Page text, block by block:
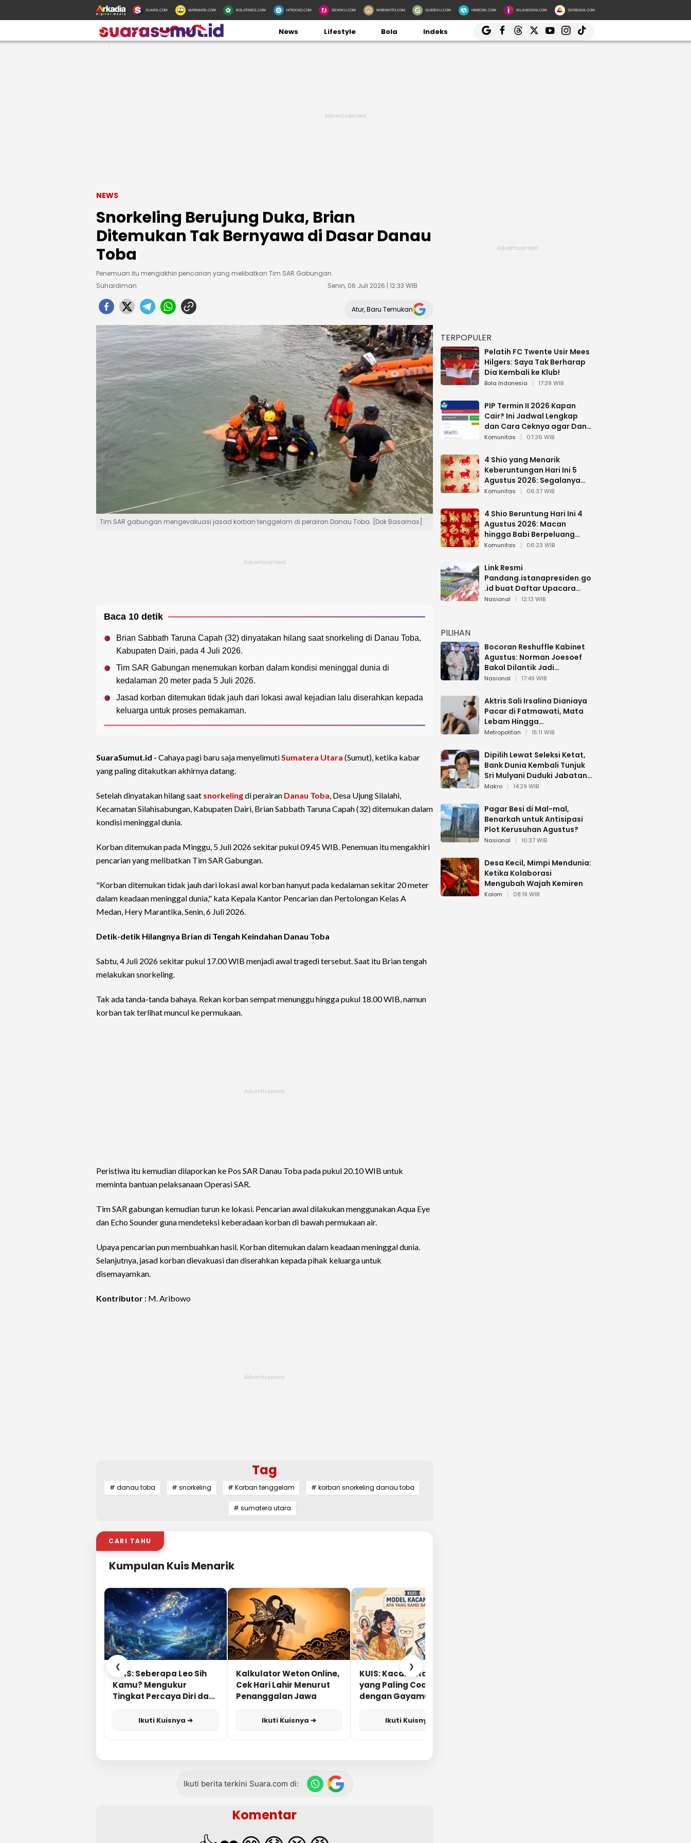
SUARA.COM MATAMATA.COM BOLATIMES.COM HITEKNO.COM DEWIKU.COM MOBIMOTO.COM GUIDEKU.COM HIMEDIK.COM IKLANDISINI.COM SERBADA.COM
News Lifestyle Bola Indeks
NEWS
Snorkeling Berujung Duka, Brian
Ditemukan Tak Bernyawa di Dasar Danau
Toba
Penemuan itu mengakhiri pencarian yang melibatkan Tim SAR Gabungan.
Suhardiman
Senin, 06 Juli 2026 | 12:33 WIB
Atur, Baru Temukan
Tim SAR gabungan mengevakuasi jasad korban tenggelam di perairan Danau Toba. [Dok Basarnas]
Baca 10 detik
Brian Sabbath Taruna Capah (32) dinyatakan hilang saat snorkeling di Danau Toba,
Kabupaten Dairi, pada 4 Juli 2026.
Tim SAR Gabungan menemukan korban dalam kondisi meninggal dunia di
kedalaman 20 meter pada 5 Juli 2026.
Jasad korban ditemukan tidak jauh dari lokasi awal kejadian lalu diserahkan kepada
keluarga untuk proses pemakaman.
SuaraSumut.id - Cahaya pagi baru saja menyelimutiSumatera Utara (Sumut), ketika kabar
yang paling ditakutkan akhirnya datang.
Setelah dinyatakan hilang saat snorkelingdi perairan Danau Toba, Desa Ujung Silalahi,
Kecamatan Silahisabungan, Kabupaten Dairi, Brian Sabbath Taruna Capah (32) ditemukan dalam
kondisi meninggal dunia.
Korban ditemukan pada Minggu, 5 Juli 2026 sekitar pukul 09.45 WIB. Penemuan itu mengakhiri
pencarian yang melibatkan Tim SAR Gabungan.
"Korban ditemukan tidak jauh dari lokasi awal korban hanyut pada kedalaman sekitar 20 meter
dalam keadaan meninggal dunia," kata Kepala Kantor Pencarian dan Pertolongan Kelas A
Medan, Hery Marantika, Senin, 6 Juli 2026.
Detik-detik Hilangnya Brian di Tengah Keindahan Danau Toba
Sabtu, 4 Juli 2026 sekitar pukul 17.00 WIB menjadi awal tragedi tersebut. Saat itu Brian tengah
melakukan snorkeling.
Tak ada tanda-tanda bahaya. Rekan korban sempat menunggu hingga pukul 18.00 WIB, namun
korban tak terlihat muncul ke permukaan.
Peristiwa itu kemudian dilaporkan ke Pos SAR Danau Toba pada pukul 20.10 WIB untuk
meminta bantuan pelaksanaan Operasi SAR.
Tim SAR gabungan kemudian turun ke lokasi. Pencarian awal dilakukan menggunakan Aqua Eye
dan Echo Sounder guna mendeteksi keberadaan korban di bawah permukaan air.
Upaya pencarian pun membuahkan hasil. Korban ditemukan dalam keadaan meninggal dunia.
Selanjutnya, jasad korban dievakuasi dan diserahkan kepada pihak keluarga untuk
disemayamkan.
Kontributor : M. Aribowo
Tag
# danau toba # snorkeling # Korban tenggelam # korban snorkeling danau toba
# sumatera utara
CARI TAHU
Kumpulan Kuis Menarik
❮
KUIS: Seberapa Leo Sih
Kamu? Mengukur
Tingkat Percaya Diri dan
Ikuti Kuisnya ➔
Kalkulator Weton Online,
Cek Hari Lahir Menurut
Penanggalan Jawa
Ikuti Kuisnya ➔
KUIS: Kacamata Apa
yang Paling Cocok
dengan Gayamu?
Ikuti Kuisnya ➔
❯
Ikuti berita terkini Suara.com di:
Komentar
TERPOPULER
Pelatih FC Twente Usir Mees
Hilgers: Saya Tak Berharap
Dia Kembali ke Klub!
Bola Indonesia 17:39 WIB
PIP Termin II 2026 Kapan
Cair? Ini Jadwal Lengkap
dan Cara Ceknya agar Dana
Tidak Hangus!
Komunitas 07:36 WIB
4 Shio yang Menarik
Keberuntungan Hari Ini 5
Agustus 2026: Segalanya
Berjalan Lancar
Komunitas 06:37 WIB
4 Shio Beruntung Hari Ini 4
Agustus 2026: Macan
hingga Babi Berpeluang
Dapat Kabar Baik
Komunitas 06:23 WIB
Link Resmi
Pandang.istanapresiden.go
.id buat Daftar Upacara
Bendera HUT RI di Istana
Nasional 12:13 WIB
PILIHAN
Bocoran Reshuffle Kabinet
Agustus: Norman Joesoef
Bakal Dilantik Jadi
Wamenhan RI
Nasional 17:49 WIB
Aktris Sali Irsalina Dianiaya
Pacar di Fatmawati, Mata
Lebam Hingga
Diselamatkan Polantas
Metropolitan 15:11 WIB
Dipilih Lewat Seleksi Ketat,
Bank Dunia Kembali Tunjuk
Sri Mulyani Duduki Jabatan
Strategis
Makro 14:29 WIB
Pagar Besi di Mal-mal,
Benarkah untuk Antisipasi
Plot Kerusuhan Agustus?
Nasional 10:37 WIB
Desa Kecil, Mimpi Mendunia:
Ketika Kolaborasi
Mengubah Wajah Kemiren
Kolom 08:19 WIB